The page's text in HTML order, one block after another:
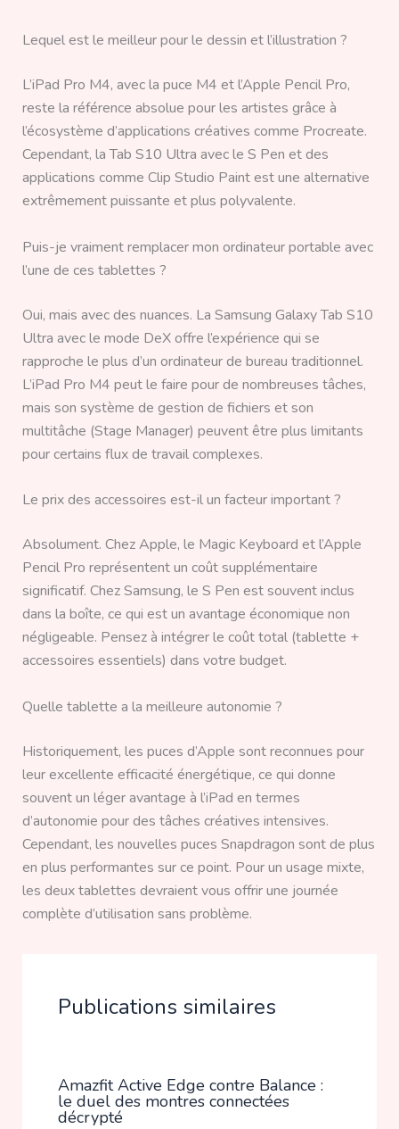
Lequel est le meilleur pour le dessin et l’illustration ?
L’iPad Pro M4, avec la puce M4 et l’Apple Pencil Pro,
reste la référence absolue pour les artistes grâce à
l’écosystème d’applications créatives comme Procreate.
Cependant, la Tab S10 Ultra avec le S Pen et des
applications comme Clip Studio Paint est une alternative
extrêmement puissante et plus polyvalente.
Puis-je vraiment remplacer mon ordinateur portable avec
l’une de ces tablettes ?
Oui, mais avec des nuances. La Samsung Galaxy Tab S10
Ultra avec le mode DeX offre l’expérience qui se
rapproche le plus d’un ordinateur de bureau traditionnel.
L’iPad Pro M4 peut le faire pour de nombreuses tâches,
mais son système de gestion de fichiers et son
multitâche (Stage Manager) peuvent être plus limitants
pour certains flux de travail complexes.
Le prix des accessoires est-il un facteur important ?
Absolument. Chez Apple, le Magic Keyboard et l’Apple
Pencil Pro représentent un coût supplémentaire
significatif. Chez Samsung, le S Pen est souvent inclus
dans la boîte, ce qui est un avantage économique non
négligeable. Pensez à intégrer le coût total (tablette +
accessoires essentiels) dans votre budget.
Quelle tablette a la meilleure autonomie ?
Historiquement, les puces d’Apple sont reconnues pour
leur excellente efficacité énergétique, ce qui donne
souvent un léger avantage à l’iPad en termes
d’autonomie pour des tâches créatives intensives.
Cependant, les nouvelles puces Snapdragon sont de plus
en plus performantes sur ce point. Pour un usage mixte,
les deux tablettes devraient vous offrir une journée
complète d’utilisation sans problème.
Publications similaires
Amazfit Active Edge contre Balance :
le duel des montres connectées
décrypté